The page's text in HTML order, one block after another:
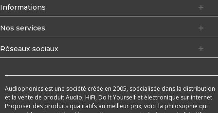
Informations
Nos services
Réseaux sociaux
Audiophonics est une société créée en 2005, spécialisée dans la distribution
et la vente de produit Audio, HiFi, Do It Yourself et électronique sur internet.
Proposer des produits qualitatifs au meilleur prix, voici la philosophie qui